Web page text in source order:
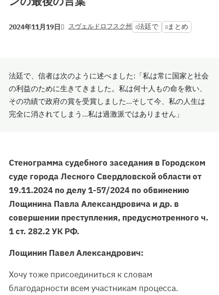
2024年11月19日 スヴェルドロフスク州 法廷で まとめ
法廷で、信者は次のように述べました:「私は常に国家と社会
の利益のために生きてきました。私は何十人もの命を救い、
その功績で政府の賞を受賞しました...そして今、私の人生は
完全に消されてしまう...私は過激派ではありません」
Стенограмма судебного заседания в Городском
суде города Лесного Свердловской области от
19.11.2024 по делу 1-57/2024 по обвинению
Лощинина Павла Александровича и др. в
совершении преступления, предусмотренного ч.
1 ст. 282.2 УК РФ.
Лощинин Павел Александрович:
Хочу тоже присоединиться к словам
благодарности всем участникам процесса.